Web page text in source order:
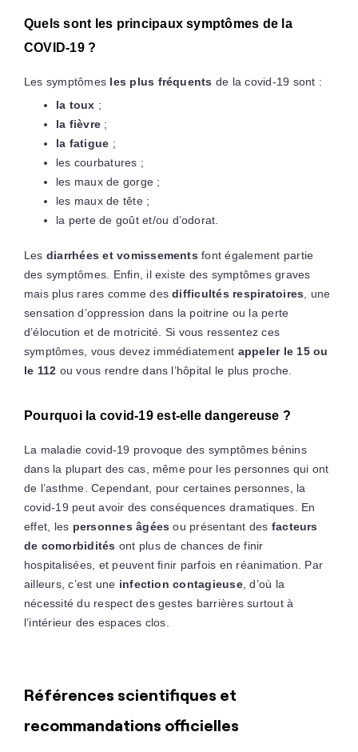
Quels sont les principaux symptômes de la
COVID-19 ?
Les symptômes les plus fréquents de la covid-19 sont :
la toux ;
la fièvre ;
la fatigue ;
les courbatures ;
les maux de gorge ;
les maux de tête ;
la perte de goût et/ou d’odorat.
Les diarrhées et vomissements font également partie
des symptômes. Enfin, il existe des symptômes graves
mais plus rares comme desdifficultés respiratoires , une
sensation d’oppression dans la poitrine ou la perte
d’élocution et de motricité. Si vous ressentez ces
symptômes, vous devez immédiatement appeler le 15 ou
le 112 ou vous rendre dans l’hôpital le plus proche.
Pourquoi la covid-19 est-elle dangereuse ?
La maladie covid-19 provoque des symptômes bénins
dans la plupart des cas, même pour les personnes qui ont
de l’asthme. Cependant, pour certaines personnes, la
covid-19 peut avoir des conséquences dramatiques. En
effet, les personnes âgées ou présentant des facteurs
de comorbidités ont plus de chances de finir
hospitalisées, et peuvent finir parfois en réanimation. Par
ailleurs, c’est une infection contagieuse, d’où la
nécessité du respect des gestes barrières surtout à
l’intérieur des espaces clos.
Références scientifiques et
recommandations officielles